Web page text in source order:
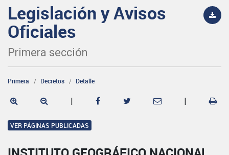
Legislación y Avisos
Oficiales
Primera sección
Primera Decretos Detalle
| |
VER PÁGINAS PUBLICADAS